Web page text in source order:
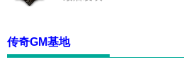
传奇GM基地